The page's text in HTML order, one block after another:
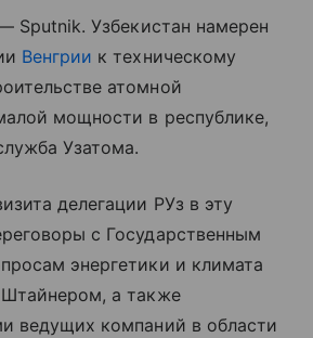
Sputnik. Узбекистан намерен
Венгрии к техническому
атомной
мощности в республике,
Узатома.
делегации РУз в эту
с Государственным
энергетики и климата
а также
ведущих компаний в области